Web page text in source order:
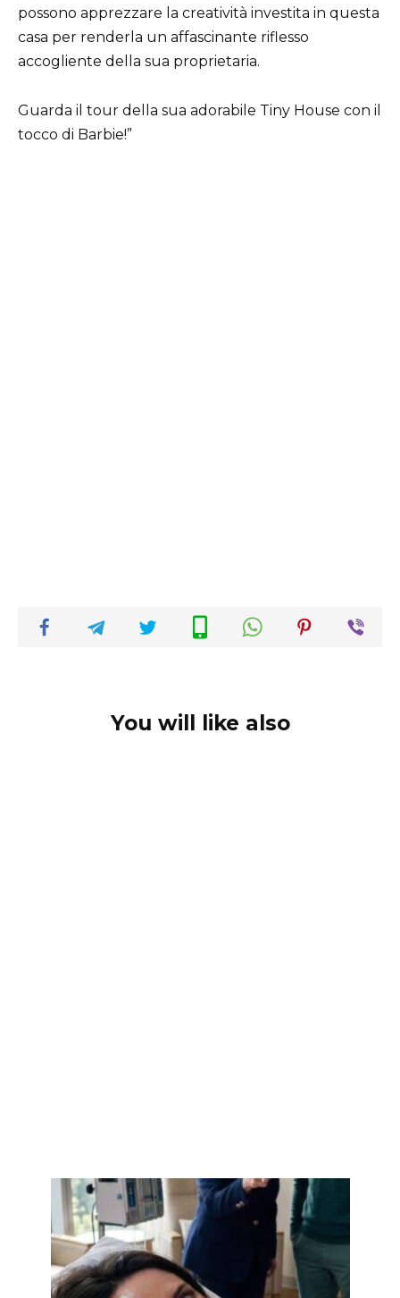
possono apprezzare la creatività investita in questa
casa per renderla un affascinante riflesso
accogliente della sua proprietaria.
Guarda il tour della sua adorabile Tiny House con il
tocco di Barbie!”
You will like also